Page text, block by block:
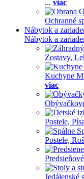
... viac
Ochranné
Nábytok a
Nábytok a
Zostavy,
Kuchyne
viac
Postele,
Postele,
Jedálenské